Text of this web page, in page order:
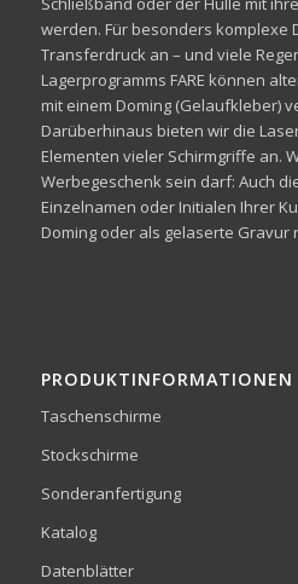
werden. Für besonders komplexe
Transferdruck an – und viele
Lagerprogramms FARE können
mit einem Doming (Gelaufkleber)
Darüberhinaus bieten wir die
Elementen vieler Schirmgriffe an.
Werbegeschenk sein darf: Auch
Einzelnamen oder Initialen Ihrer
Doming oder als gelaserte Gravur
PRODUKTINFORMATIONEN
Taschenschirme
Stockschirme
Sonderanfertigung
Katalog
Datenblätter